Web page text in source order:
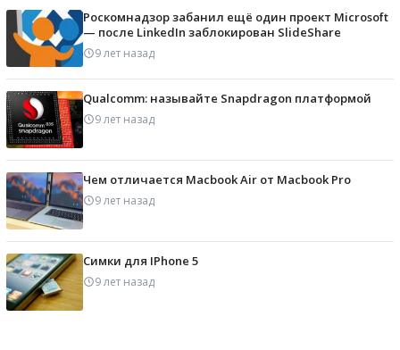
Роскомнадзор забанил ещё один проект Microsoft
— после LinkedIn заблокирован SlideShare
9 лет назад
Qualcomm: называйте Snapdragon платформой
9 лет назад
Чем отличается Macbook Air от Macbook Pro
9 лет назад
Симки для IPhone 5
9 лет назад